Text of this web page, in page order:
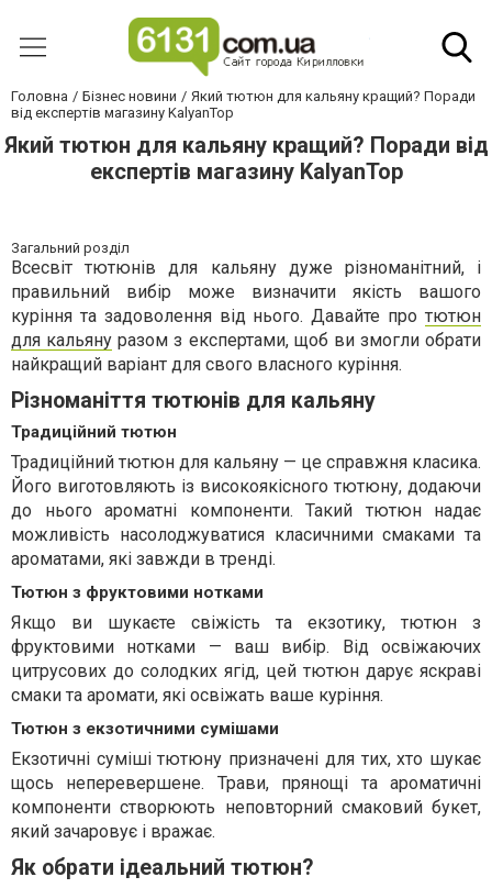
Головна Бізнес новини
Який тютюн для кальяну кращий? Поради
від експертів магазину KalyanTop
Який тютюн для кальяну кращий? Поради від
експертів магазину KalyanTop
Загальний розділ
Всесвіт тютюнів для кальяну дуже різноманітний, і
правильний вибір може визначити якість вашого
куріння та задоволення від нього. Давайте про тютюн
для кальяну разом з експертами, щоб ви змогли обрати
найкращий варіант для свого власного куріння.
Різноманіття тютюнів для кальяну
Традиційний тютюн
Традиційний тютюн для кальяну — це справжня класика.
Його виготовляють із високоякісного тютюну, додаючи
до нього ароматні компоненти. Такий тютюн надає
можливість насолоджуватися класичними смаками та
ароматами, які завжди в тренді.
Тютюн з фруктовими нотками
Якщо ви шукаєте свіжість та екзотику, тютюн з
фруктовими нотками — ваш вибір. Від освіжаючих
цитрусових до солодких ягід, цей тютюн дарує яскраві
смаки та аромати, які освіжать ваше куріння.
Тютюн з екзотичними сумішами
Екзотичні суміші тютюну призначені для тих, хто шукає
щось неперевершене. Трави, прянощі та ароматичні
компоненти створюють неповторний смаковий букет,
який зачаровує і вражає.
Як обрати ідеальний тютюн?